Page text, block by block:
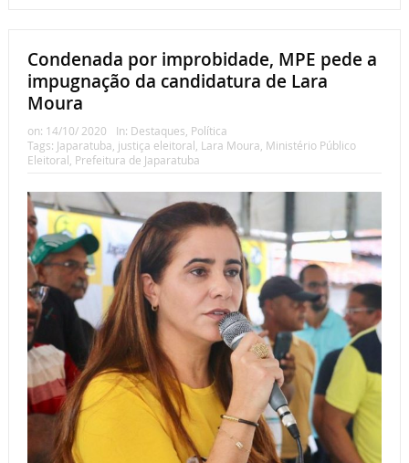
Condenada por improbidade, MPE pede a
impugnação da candidatura de Lara
Moura
on: 14/10/ 2020 In: Destaques Política
Tags: Japaratuba justiça eleitoral Lara Moura Ministério Público
Eleitoral Prefeitura de Japaratuba